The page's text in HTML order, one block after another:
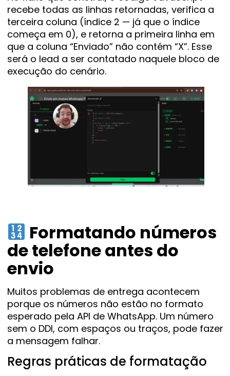
recebe todas as linhas retornadas, verifica a
terceira coluna (índice 2 — já que o índice
começa em 0), e retorna a primeira linha em
que a coluna “Enviado” não contém “X”. Esse
será o lead a ser contatado naquele bloco de
execução do cenário.
Formatando números
de telefone antes do
envio
Muitos problemas de entrega acontecem
porque os números não estão no formato
esperado pela API de WhatsApp. Um número
sem o DDI, com espaços ou traços, pode fazer
a mensagem falhar.
Regras práticas de formatação